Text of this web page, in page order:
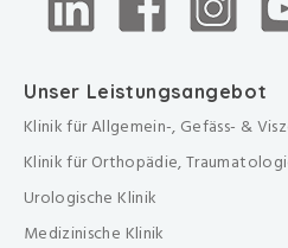
Unser Leistungsangebot
Klinik für Allgemein-, Gefäss- &
Klinik für Orthopädie,
Urologische Klinik
Medizinische Klinik